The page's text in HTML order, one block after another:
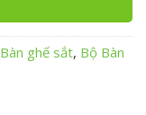
Bàn ghế sắt, Bộ Bàn